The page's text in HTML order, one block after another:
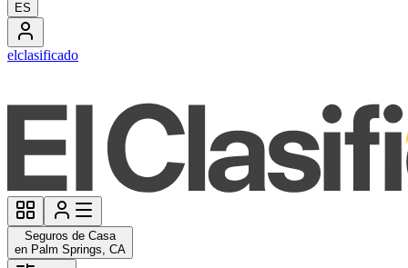
ES
elclasificado
Seguros de Casa
en Palm Springs, CA